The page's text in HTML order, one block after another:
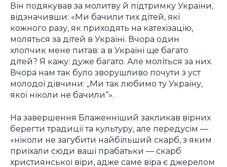
Він подякував за молитву й підтримку України,
відзначивши: «Ми бачили тих дітей, які
кожного разу, як приходять на катехізацію,
моляться за дітей в Україні. Вчора один
хлопчик мене питав: а в Україні ще багато
дітей? Я кажу: дуже багато. Але моліться за них.
Вчора нам так було зворушливо почути з уст
молодої дівчини: „Ми так любимо ту Україну,
якої ніколи не бачили“».
На завершення Блаженніший закликав вірних
берегти традиції та культуру, але передусім —
«ніколи не загубити найбільший скарб, з яким
приїхали сюди ваші прабатьки — скарб
християнської віри, адже саме віра є джерелом